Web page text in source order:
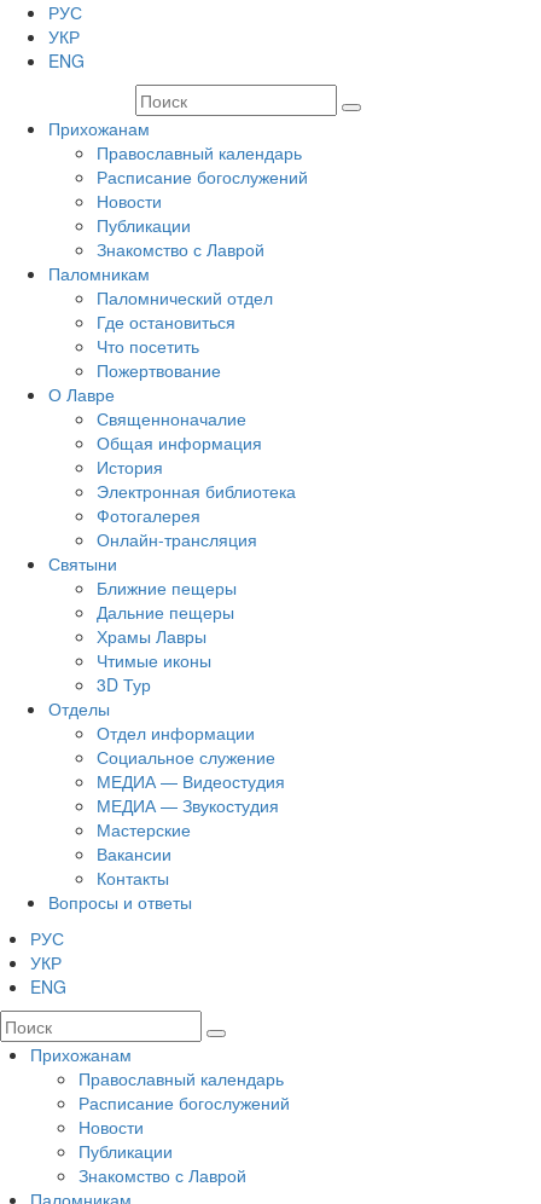
РУС
УКР
ENG
Прихожанам
Православный календарь
Расписание богослужений
Новости
Публикации
Знакомство с Лаврой
Паломникам
Паломнический отдел
Где остановиться
Что посетить
Пожертвование
О Лавре
Священноначалие
Общая информация
История
Электронная библиотека
Фотогалерея
Онлайн-трансляция
Святыни
Ближние пещеры
Дальние пещеры
Храмы Лавры
Чтимые иконы
3D Тур
Отделы
Отдел информации
Социальное служение
МЕДИА — Видеостудия
МЕДИА — Звукостудия
Мастерские
Вакансии
Контакты
Вопросы и ответы
РУС
УКР
ENG
Прихожанам
Православный календарь
Расписание богослужений
Новости
Публикации
Знакомство с Лаврой
Паломникам